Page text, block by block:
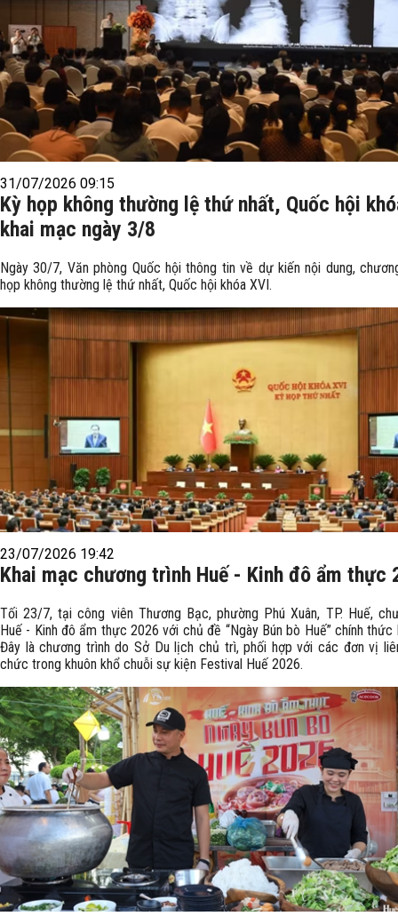
31/07/2026 09:15
Kỳ họp không thường lệ thứ nhất, Quốc hội
khai mạc ngày 3/8
Ngày 30/7, Văn phòng Quốc hội thông tin về dự kiến nội dung,
họp không thường lệ thứ nhất, Quốc hội khóa XVI.
23/07/2026 19:42
Khai mạc chương trình Huế - Kinh đô ẩm thực
Tối 23/7, tại công viên Thương Bạc, phường Phú Xuân, TP. Huế,
Huế - Kinh đô ẩm thực 2026 với chủ đề “Ngày Bún bò Huế” chính thức
Đây là chương trình do Sở Du lịch chủ trì, phối hợp với các đơn vị
chức trong khuôn khổ chuỗi sự kiện Festival Huế 2026.